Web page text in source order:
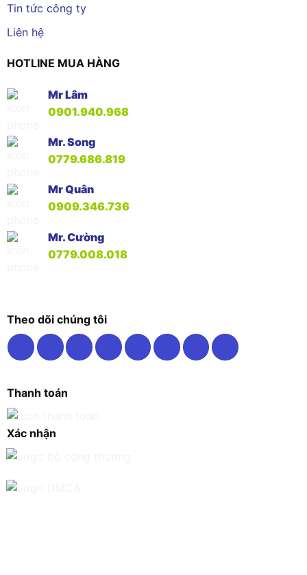
Tin tức công ty
Liên hệ
HOTLINE MUA HÀNG
Mr Lâm
0901.940.968
Mr. Song
0779.686.819
Mr Quân
0909.346.736
Mr. Cường
0779.008.018
Theo dõi chúng tôi
Thanh toán
Xác nhận